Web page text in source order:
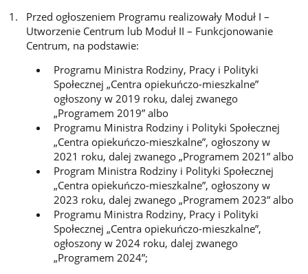
Przed ogłoszeniem Programu realizowały Moduł I –
Utworzenie Centrum lub Moduł II – Funkcjonowanie
Centrum, na podstawie:
Programu Ministra Rodziny, Pracy i Polityki
Społecznej „Centra opiekuńczo-mieszkalne”
ogłoszony w 2019 roku, dalej zwanego
„Programem 2019” albo
Programu Ministra Rodziny i Polityki Społecznej
„Centra opiekuńczo-mieszkalne”, ogłoszony w
2021 roku, dalej zwanego „Programem 2021” albo
Program Ministra Rodziny i Polityki Społecznej
„Centra opiekuńczo-mieszkalne”, ogłoszony w
2023 roku, dalej zwanego „Programem 2023” albo
Programu Ministra Rodziny, Pracy i Polityki
Społecznej „Centra opiekuńczo-mieszkalne”,
ogłoszony w 2024 roku, dalej zwanego
„Programem 2024”;